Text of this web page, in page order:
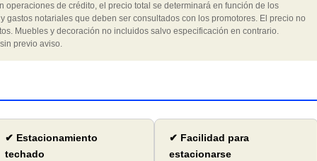
operaciones de crédito, el precio total se determinará en función de los
gastos notariales que deben ser consultados con los promotores. El precio no
Muebles y decoración no incluidos salvo especificación en contrario.
previo aviso.
✔ Estacionamiento
techado
✔ Facilidad para
estacionarse